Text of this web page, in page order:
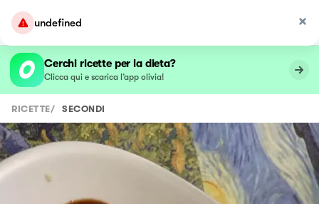
undefined
Cerchi ricette per la dieta?
Clicca qui e scarica l’app olivia!
RICETTE/ SECONDI